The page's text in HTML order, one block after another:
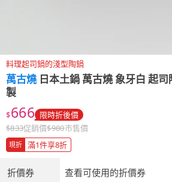
料理起司鍋的淺型陶鍋
萬古燒 日本土鍋 萬古燒 象牙白 起
製
$666 限時折後價
$833促銷價$980市售價
現折 滿1件享8折
折價券 查看可使用的折價券